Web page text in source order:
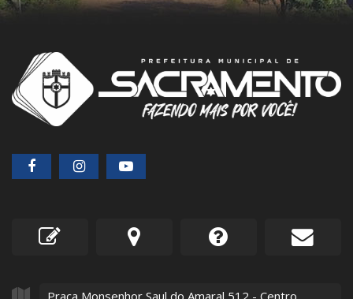
Praça Monsenhor Saul do Amaral 512 - Centro